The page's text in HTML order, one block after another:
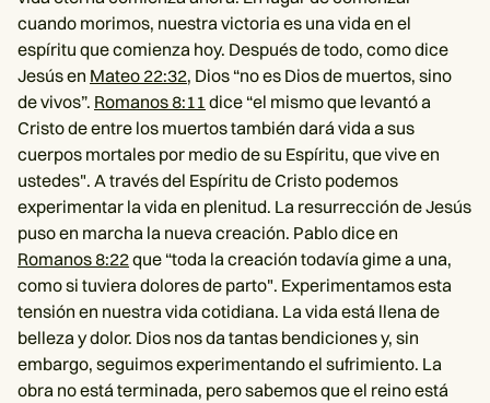
cuando morimos, nuestra victoria es una vida en el
espíritu que comienza hoy. Después de todo, como dice
Jesús en Mateo 22:32, Dios “no es Dios de muertos, sino
de vivos”. Romanos 8:11 dice “el mismo que levantó a
Cristo de entre los muertos también dará vida a sus
cuerpos mortales por medio de su Espíritu, que vive en
ustedes". A través del Espíritu de Cristo podemos
experimentar la vida en plenitud. La resurrección de Jesús
puso en marcha la nueva creación. Pablo dice en
Romanos 8:22 que “toda la creación todavía gime a una,
como si tuviera dolores de parto". Experimentamos esta
tensión en nuestra vida cotidiana. La vida está llena de
belleza y dolor. Dios nos da tantas bendiciones y, sin
embargo, seguimos experimentando el sufrimiento. La
obra no está terminada, pero sabemos que el reino está